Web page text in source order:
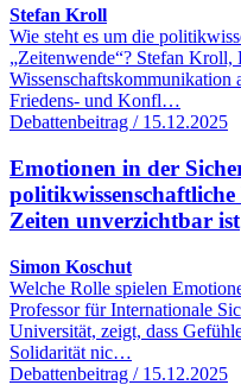
Stefan Kroll
Wie steht es um die
„Zeitenwende“? Stefan
Friedens- und Konfl…
Debattenbeitrag / 15.12.2025
Emotionen in der
Zeiten unverzichtbar ist
Simon Koschut
Welche Rolle spielen
Professor für Internationale
Universität, zeigt, dass
Solidarität nic…
Debattenbeitrag / 15.12.2025